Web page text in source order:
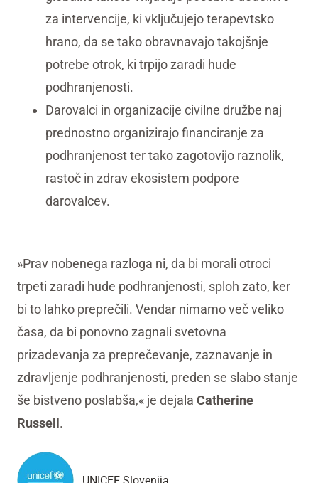
za intervencije, ki vključujejo terapevtsko
hrano, da se tako obravnavajo takojšnje
potrebe otrok, ki trpijo zaradi hude
podhranjenosti.
Darovalci in organizacije civilne družbe naj
prednostno organizirajo financiranje za
podhranjenost ter tako zagotovijo raznolik,
rastoč in zdrav ekosistem podpore
darovalcev.
»Prav nobenega razloga ni, da bi morali otroci
trpeti zaradi hude podhranjenosti, sploh zato, ker
bi to lahko preprečili. Vendar nimamo več veliko
časa, da bi ponovno zagnali svetovna
prizadevanja za preprečevanje, zaznavanje in
zdravljenje podhranjenosti, preden se slabo stanje
še bistveno poslabša,« je dejala Catherine
Russell.
UNICEF Slovenija